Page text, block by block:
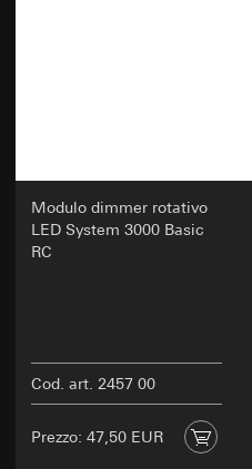
Modulo dimmer rotativo
LED System 3000 Basic
RC
Cod. art. 2457 00
Prezzo: 47,50 EUR